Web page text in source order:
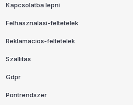
Kapcsolatba lepni
Felhasznalasi-feltetelek
Reklamacios-feltetelek
Szallitas
Gdpr
Pontrendszer